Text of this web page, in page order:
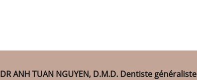
DR ANH TUAN NGUYEN, D.M.D. Dentiste généraliste